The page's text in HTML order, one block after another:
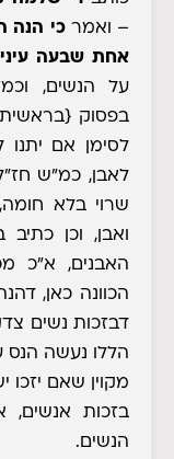
– ואמרכי הנה
אחת שבעה
על הנשים,
בפסוק
לסימן אם
לאבן, כמ"ש
שרוי בלא
ואבן, וכן
האבנים, א"כ
הכוונה כאן,
דבזכות נשים
הללו נעשה הנס
מקוין שאם יזכו
בזכות אנשים,
הנשים.